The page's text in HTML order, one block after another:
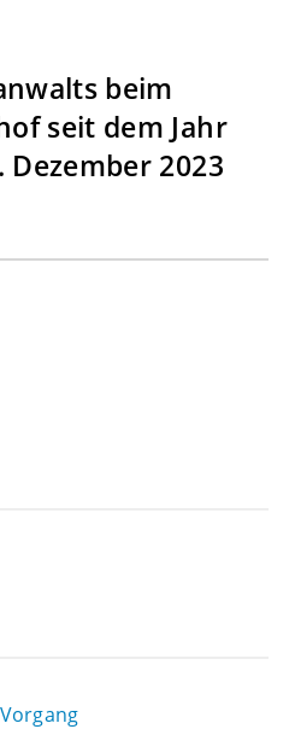
beim
seit dem Jahr
Dezember 2023